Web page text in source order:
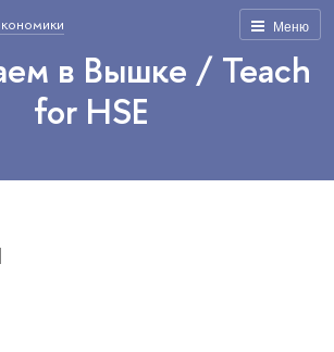
Меню
в Вышке / Teach
for HSE